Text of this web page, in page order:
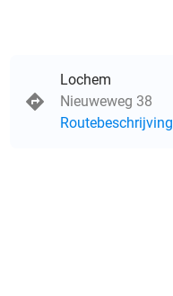
Lochem
Nieuweweg 38
Routebeschrijving